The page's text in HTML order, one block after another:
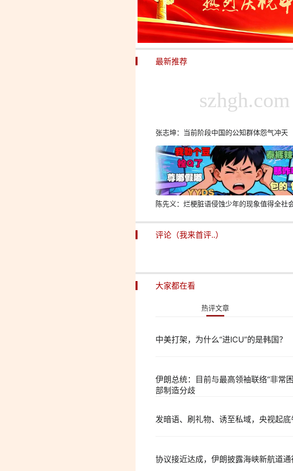
最新推荐
张志坤：当前阶段中国的公知群体怨气冲天
陈先义：烂梗脏语侵蚀少年的现象值得全社
评论（我来首评..）
大家都在看
热评文章
中美打架，为什么“进ICU”的是韩国？
伊朗总统：目前与最高领袖联络“非常
部制造分歧
发暗语、刷礼物、诱至私域，央视起
协议接近达成，伊朗披露海峡新航道